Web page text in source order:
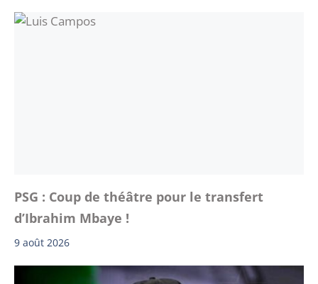
PSG : Coup de théâtre pour le transfert
d’Ibrahim Mbaye !
9 août 2026